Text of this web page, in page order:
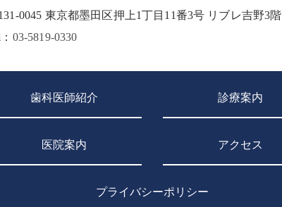
0045 東京都墨田区押上1丁目11番3号 リブレ吉野3階
03-5819-0330
歯科医師紹介 診療案内
医院案内 アクセス
プライバシーポリシー